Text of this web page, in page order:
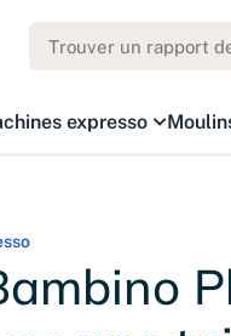
expresso